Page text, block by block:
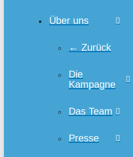
Über uns
← Zurück
Die
Kampagne
Das Team
Presse